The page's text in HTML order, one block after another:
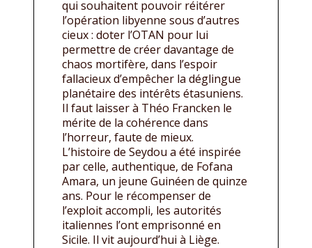
qui souhaitent pouvoir réitérer
l’opération libyenne sous d’autres
cieux : doter l’OTAN pour lui
permettre de créer davantage de
chaos mortifère, dans l’espoir
fallacieux d’empêcher la déglingue
planétaire des intérêts étasuniens.
Il faut laisser à Théo Francken le
mérite de la cohérence dans
l’horreur, faute de mieux.
L’histoire de Seydou a été inspirée
par celle, authentique, de Fofana
Amara, un jeune Guinéen de quinze
ans. Pour le récompenser de
l’exploit accompli, les autorités
italiennes l’ont emprisonné en
Sicile. Il vit aujourd’hui à Liège.